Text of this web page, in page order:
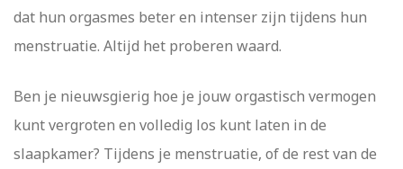
dat hun orgasmes beter en intenser zijn tijdens hun
menstruatie. Altijd het proberen waard.
Ben je nieuwsgierig hoe je jouw orgastisch vermogen
kunt vergroten en volledig los kunt laten in de
slaapkamer? Tijdens je menstruatie, of de rest van de